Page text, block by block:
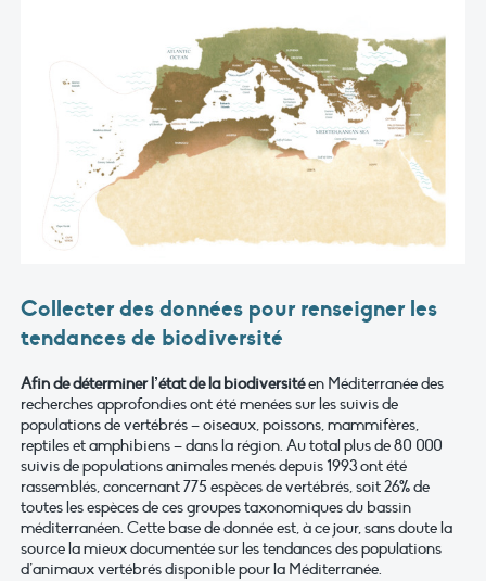
Collecter des données pour renseigner les
tendances de biodiversité
Afin de déterminer l’état de la biodiversitéen Méditerranée des
recherches approfondies ont été menées sur les suivis de
populations de vertébrés – oiseaux, poissons, mammifères,
reptiles et amphibiens – dans la région. Au total plus de 80 000
suivis de populations animales menés depuis 1993 ont été
rassemblés, concernant 775 espèces de vertébrés, soit 26% de
toutes les espèces de ces groupes taxonomiques du bassin
méditerranéen. Cette base de donnée est, à ce jour, sans doute la
source la mieux documentée sur les tendances des populations
d’animaux vertébrés disponible pour la Méditerranée.